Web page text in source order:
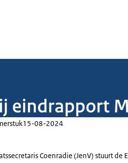
eindrapport
15-08-2024
Coenradie (JenV) stuurt de